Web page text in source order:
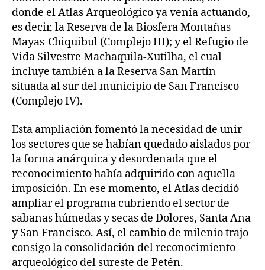
donde el Atlas Arqueológico ya venía actuando,
es decir, la Reserva de la Biosfera Montañas
Mayas-Chiquibul (Complejo III); y el Refugio de
Vida Silvestre Machaquila-Xutilha, el cual
incluye también a la Reserva San Martín
situada al sur del municipio de San Francisco
(Complejo IV).
Esta ampliación fomentó la necesidad de unir
los sectores que se habían quedado aislados por
la forma anárquica y desordenada que el
reconocimiento había adquirido con aquella
imposición. En ese momento, el Atlas decidió
ampliar el programa cubriendo el sector de
sabanas húmedas y secas de Dolores, Santa Ana
y San Francisco. Así, el cambio de milenio trajo
consigo la consolidación del reconocimiento
arqueológico del sureste de Petén.